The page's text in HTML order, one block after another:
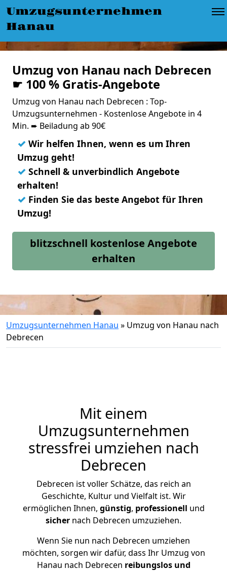
Umzugsunternehmen
Hanau
Umzug von Hanau nach Debrecen
☛ 100 % Gratis-Angebote
Umzug von Hanau nach Debrecen : Top-
Umzugsunternehmen - Kostenlose Angebote in 4
Min. ➨ Beiladung ab 90€
✓ Wir helfen Ihnen, wenn es um Ihren
Umzug geht!
✓ Schnell & unverbindlich Angebote
erhalten!
✓ Finden Sie das beste Angebot für Ihren
Umzug!
blitzschnell kostenlose Angebote
erhalten
Umzugsunternehmen Hanau » Umzug von Hanau nach
Debrecen
Mit einem
Umzugsunternehmen
stressfrei umziehen nach
Debrecen
Debrecen ist voller Schätze, das reich an
Geschichte, Kultur und Vielfalt ist. Wir
ermöglichen Ihnen, günstig, professionell und
sicher nach Debrecen umzuziehen.
Wenn Sie nun nach Debrecen umziehen
möchten, sorgen wir dafür, dass Ihr Umzug von
Hanau nach Debrecen reibungslos und